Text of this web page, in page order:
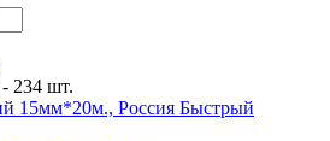
- 234 шт.
Быстрый